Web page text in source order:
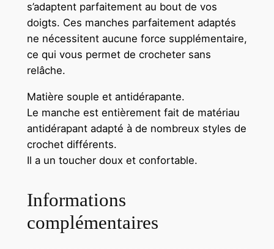
s’adaptent parfaitement au bout de vos
doigts. Ces manches parfaitement adaptés
ne nécessitent aucune force supplémentaire,
ce qui vous permet de crocheter sans
relâche.
Matière souple et antidérapante.
Le manche est entièrement fait de matériau
antidérapant adapté à de nombreux styles de
crochet différents.
Il a un toucher doux et confortable.
Informations
complémentaires